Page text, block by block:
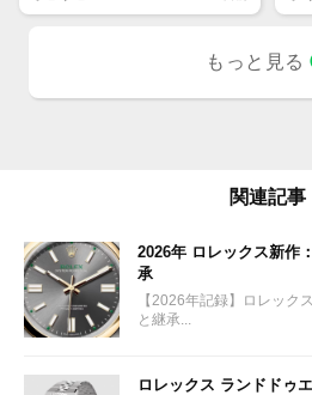
10000株→6330万円
もっと見る
関連記事
2026年 ロレックス新作
承
【2026年記録】ロレック
と継承...
ロレックス ランドドゥ